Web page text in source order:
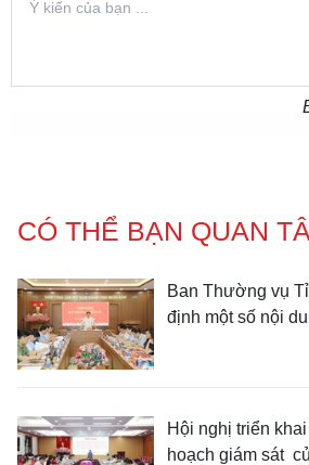
CÓ THỂ BẠN QUAN
Ban Thường vụ
định một số nội
Hội nghị triển
hoạch giám sát